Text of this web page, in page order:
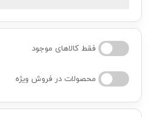
فقط کالاهای موجود
محصولات در فروش ویژه